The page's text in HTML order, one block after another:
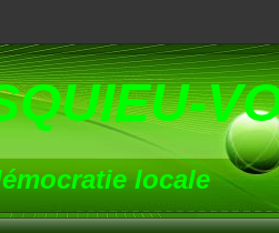
locale